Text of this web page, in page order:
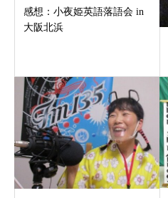
感想：小夜姫英語落語会 in
大阪北浜